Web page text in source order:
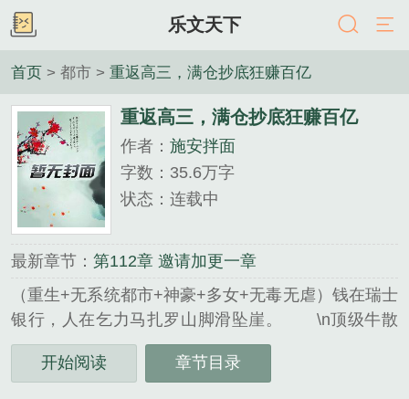
乐文天下
首页 > 都市 > 重返高三，满仓抄底狂赚百亿
重返高三，满仓抄底狂赚百亿
作者： 施安拌面
字数：35.6万字
状态：连载中
最新章节： 第112章 邀请加更一章
（重生+无系统都市+神豪+多女+无毒无虐）钱在瑞士
银行，人在乞力马扎罗山脚滑坠崖。 \n顶级牛散
陈默重生2014年，成了一个一穷二白、连普通话都说
不标准的高三转学生。 \n此时，距离他前世那个
开始阅读 章节目录